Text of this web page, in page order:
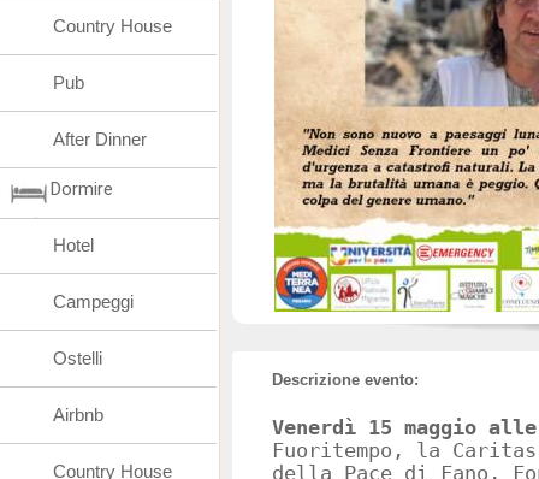
Descrizione evento:
Venerdì 15 maggio
Fuoritempo, la
della Pace di Fano,
Country House
Pub
After Dinner
Dormire
Hotel
Campeggi
Ostelli
Airbnb
Country House